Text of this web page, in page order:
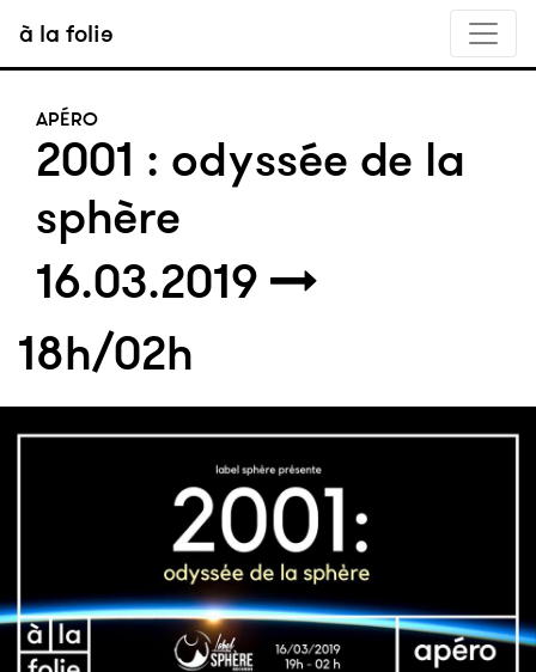
à la folie
2001 : odyssée de la
sphère
APÉRO
16.03.2019
18h/02h